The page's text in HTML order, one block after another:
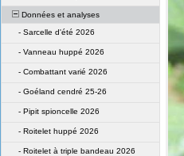
Données et analyses
- Sarcelle d'été 2026
- Vanneau huppé 2026
- Combattant varié 2026
- Goéland cendré 25-26
- Pipit spioncelle 2026
- Roitelet huppé 2026
- Roitelet à triple bandeau 2026